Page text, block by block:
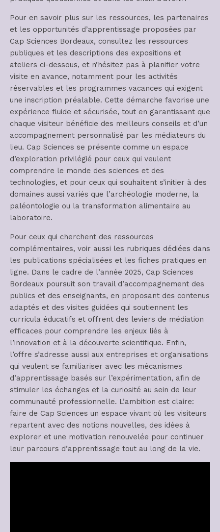
Pour en savoir plus sur les ressources, les partenaires
et les opportunités d’apprentissage proposées par
Cap Sciences Bordeaux, consultez les ressources
publiques et les descriptions des expositions et
ateliers ci-dessous, et n’hésitez pas à planifier votre
visite en avance, notamment pour les activités
réservables et les programmes vacances qui exigent
une inscription préalable. Cette démarche favorise une
expérience fluide et sécurisée, tout en garantissant que
chaque visiteur bénéficie des meilleurs conseils et d’un
accompagnement personnalisé par les médiateurs du
lieu. Cap Sciences se présente comme un espace
d’exploration privilégié pour ceux qui veulent
comprendre le monde des sciences et des
technologies, et pour ceux qui souhaitent s’initier à des
domaines aussi variés que l’archéologie moderne, la
paléontologie ou la transformation alimentaire au
laboratoire.
Pour ceux qui cherchent des ressources
complémentaires, voir aussi les rubriques dédiées dans
les publications spécialisées et les fiches pratiques en
ligne. Dans le cadre de l’année 2025, Cap Sciences
Bordeaux poursuit son travail d’accompagnement des
publics et des enseignants, en proposant des contenus
adaptés et des visites guidées qui soutiennent les
curricula éducatifs et offrent des leviers de médiation
efficaces pour comprendre les enjeux liés à
l’innovation et à la découverte scientifique. Enfin,
l’offre s’adresse aussi aux entreprises et organisations
qui veulent se familiariser avec les mécanismes
d’apprentissage basés sur l’expérimentation, afin de
stimuler les échanges et la curiosité au sein de leur
communauté professionnelle. L’ambition est claire:
faire de Cap Sciences un espace vivant où les visiteurs
repartent avec des notions nouvelles, des idées à
explorer et une motivation renouvelée pour continuer
leur parcours d’apprentissage tout au long de la vie.